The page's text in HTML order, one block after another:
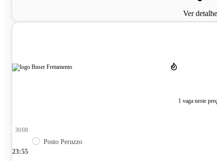
Ver
1 vaga neste
23:55
30/08
Posto Peruzzo